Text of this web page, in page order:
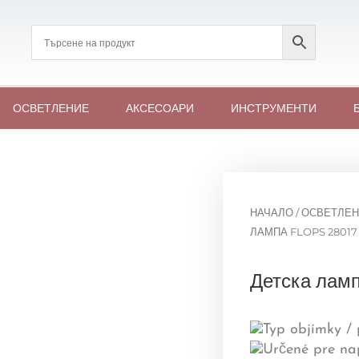
ОСВЕТЛЕНИЕ АКСЕСОАРИ ИНСТРУМЕНТИ
НАЧАЛО/
ЛАМПА FLOPS 28017
Детска